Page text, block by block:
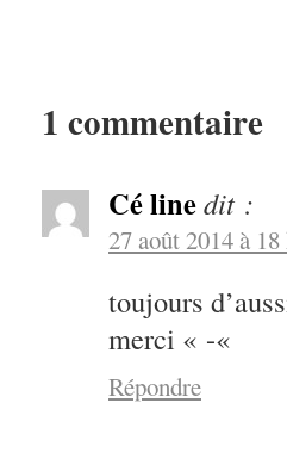
1 commentaire
Cé linedit :
27 août 2014 à
toujours
merci « -«
Répondre